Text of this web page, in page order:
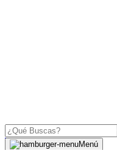
Menú
OJO